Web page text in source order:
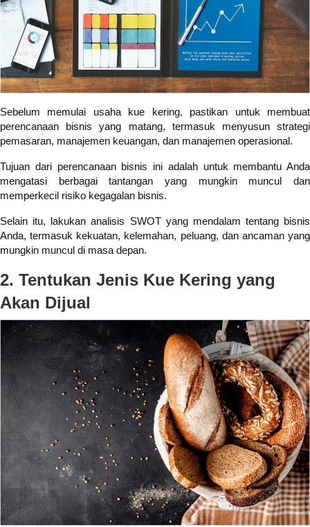
Sebelum memulai usaha kue kering, pastikan untuk membuat
perencanaan bisnis yang matang, termasuk menyusun strategi
pemasaran, manajemen keuangan, dan manajemen operasional.
Tujuan dari perencanaan bisnis ini adalah untuk membantu Anda
mengatasi berbagai tantangan yang mungkin muncul dan
memperkecil risiko kegagalan bisnis.
Selain itu, lakukan analisis SWOT yang mendalam tentang bisnis
Anda, termasuk kekuatan, kelemahan, peluang, dan ancaman yang
mungkin muncul di masa depan.
2. Tentukan Jenis Kue Kering yang
Akan Dijual